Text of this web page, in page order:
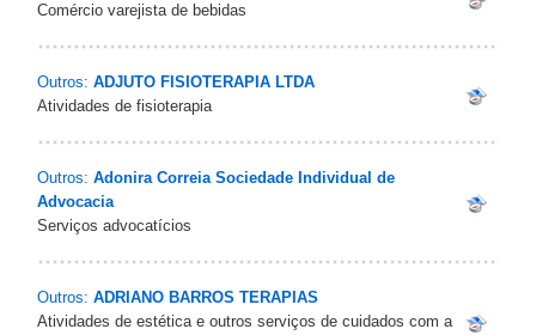
Comércio varejista de bebidas
Outros: ADJUTO FISIOTERAPIA LTDA
Atividades de fisioterapia
Outros: Adonira Correia Sociedade Individual de
Advocacia
Serviços advocatícios
Outros: ADRIANO BARROS TERAPIAS
Atividades de estética e outros serviços de cuidados com a